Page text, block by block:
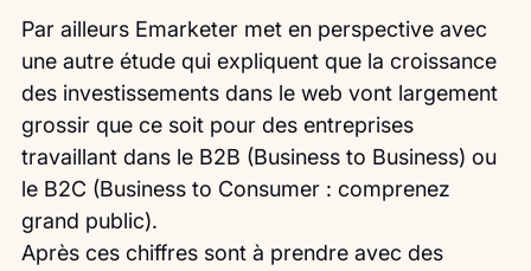
Par ailleurs Emarketer met en perspective avec
une autre étude qui expliquent que la croissance
des investissements dans le web vont largement
grossir que ce soit pour des entreprises
travaillant dans le B2B (Business to Business) ou
le B2C (Business to Consumer : comprenez
grand public).
Après ces chiffres sont à prendre avec des